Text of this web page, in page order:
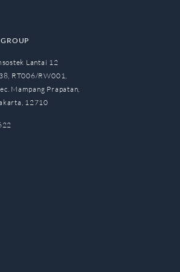
Lantai 12
RT006/RW001,
Mampang Prapatan,
12710